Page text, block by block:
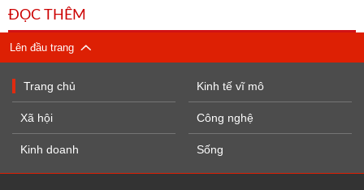
ĐỌC THÊM
Lên đầu trang
Trang chủ
Xã hội
Kinh doanh
Kinh tế vĩ mô
Công nghệ
Sống